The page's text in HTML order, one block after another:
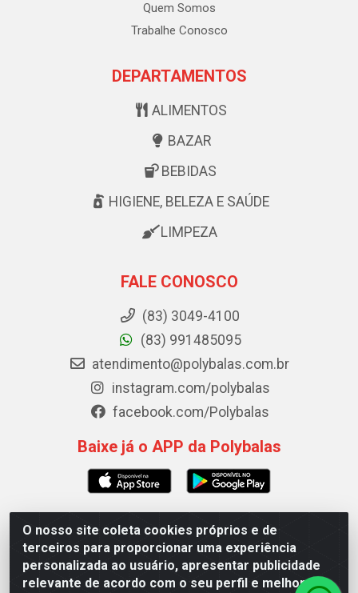
O nosso site coleta cookies próprios e de
terceiros para proporcionar uma experiência
personalizada ao usuário, apresentar publicidade
relevante de acordo com o seu perfil e melhorar a
Quem Somos
Trabalhe Conosco
DEPARTAMENTOS
ALIMENTOS
BAZAR
BEBIDAS
HIGIENE, BELEZA E SAÚDE
LIMPEZA
FALE CONOSCO
(83) 3049-4100
(83) 991485095
atendimento@polybalas.com.br
instagram.com/polybalas
facebook.com/Polybalas
Baixe já o APP da Polybalas
Polybalas - Rua João Miguel de Souza, 173 Galpão B -
Ernesto Geisel, João Pessoa/PB - CEP 58.075-075 - CNPJ
00.909.327/0002-61